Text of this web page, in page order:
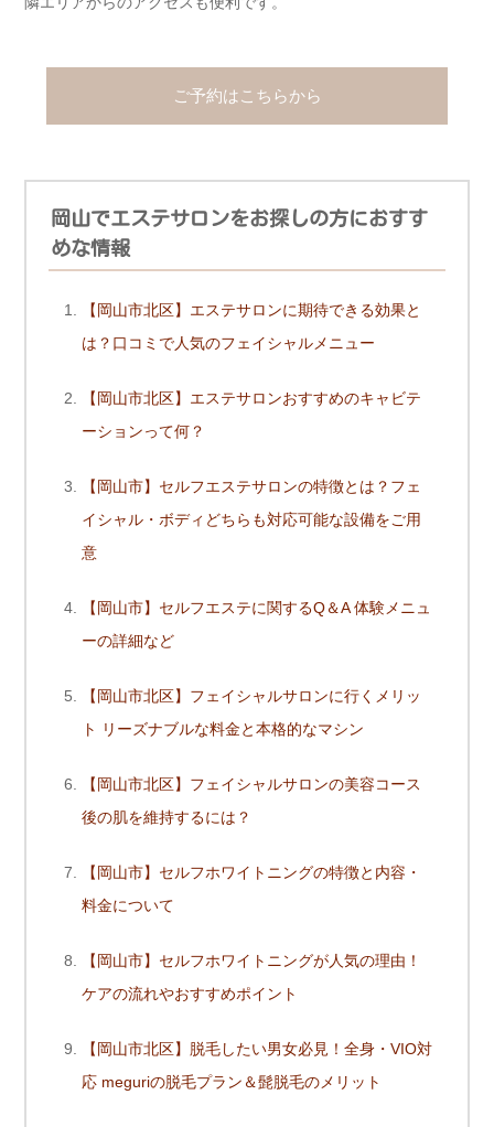
ご予約はこちらから
岡山でエステサロンをお探しの方におすす
めな情報
【岡山市北区】エステサロンに期待できる効果と
は？口コミで人気のフェイシャルメニュー
【岡山市北区】エステサロンおすすめのキャビテ
ーションって何？
【岡山市】セルフエステサロンの特徴とは？フェ
イシャル・ボディどちらも対応可能な設備をご用
意
【岡山市】セルフエステに関するQ＆A 体験メニュ
ーの詳細など
【岡山市北区】フェイシャルサロンに行くメリッ
ト リーズナブルな料金と本格的なマシン
【岡山市北区】フェイシャルサロンの美容コース
後の肌を維持するには？
【岡山市】セルフホワイトニングの特徴と内容・
料金について
【岡山市】セルフホワイトニングが人気の理由！
ケアの流れやおすすめポイント
【岡山市北区】脱毛したい男女必見！全身・VIO対
応 meguriの脱毛プラン＆髭脱毛のメリット